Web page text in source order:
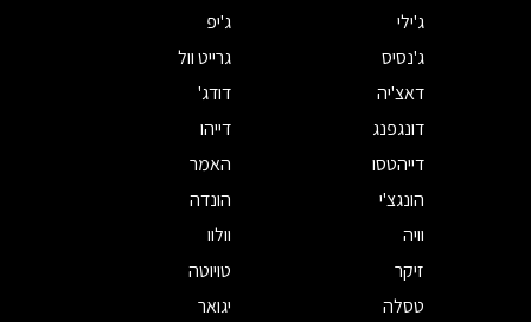
ג'ילי
ג'יפ
ג'נסיס
גרייט וול
דאצ'יה
דודג'
דונגפנג
דייהו
דייהטסו
האמר
הונגצ'י
הונדה
וויה
וולוו
זיקר
טויוטה
טסלה
יגואר